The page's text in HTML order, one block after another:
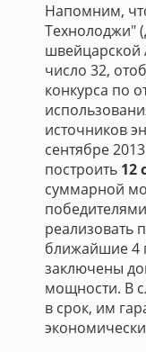
Напомним,
Технолоджи"
швейцарской
число 32,
конкурса по
источников
сентябре
построить 12
суммарной
реализовать
ближайшие 4
заключены
мощности. В
в срок, им
экономически